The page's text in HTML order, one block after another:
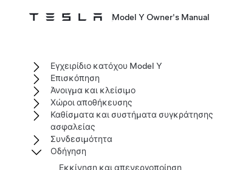
Model Y Owner's Manual
Εγχειρίδιο κατόχου Model Y
Επισκόπηση
Άνοιγμα και κλείσιμο
Χώροι αποθήκευσης
Καθίσματα και συστήματα συγκράτησης
ασφαλείας
Συνδεσιμότητα
Οδήγηση
Εκκίνηση και απενεργοποίηση